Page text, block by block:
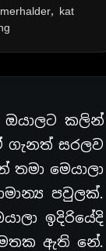
kat
ඔයාලට කලින්
ගැනත් සරලව
මෙයාලා
පවුලක්.
ඉදිරියේදි
මතක ඇති නේ.